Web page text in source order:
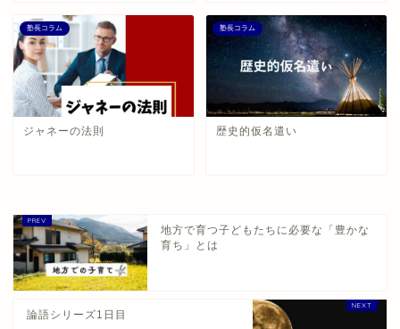
塾長コラム
ジャネーの法則
塾長コラム
歴史的仮名遣い
地方で育つ子どもたちに必要な「豊かな
育ち」とは
論語シリーズ1日目